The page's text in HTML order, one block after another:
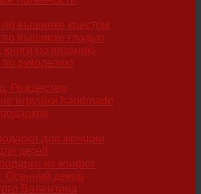
вышивке крестом
вышивке гладью
по вязанию
рукоделию
Рождество
игрушки handmade
для женщин
детей
из конфет
Осенний декор
Валентина